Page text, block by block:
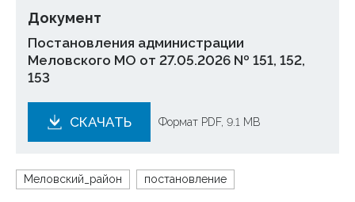
Документ
Постановления администрации
Меловского МО от 27.05.2026 № 151, 152,
153
СКАЧАТЬ Формат PDF, 9.1 MB
Меловский_район постановление